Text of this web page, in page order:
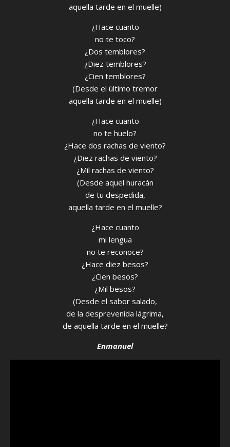
aquella tarde en el muelle)
¿Hace cuanto
no te toco?
¿Dos temblores?
¿Diez temblores?
¿Cien temblores?
(Desde el último tremor
aquella tarde en el muelle)
¿Hace cuanto
no te huelo?
¿Hace dos rachas de viento?
¿Diez rachas de viento?
¿Mil rachas de viento?
(Desde aquel huracán
de tu despedida,
aquella tarde en el muelle?
¿Hace cuanto
mi lengua
no te reconoce?
¿Hace diez besos?
¿Cien besos?
¿Mil besos?
(Desde el sabor salado,
de la desprevenida lágrima,
de aquella tarde en el muelle?
Enmanuel